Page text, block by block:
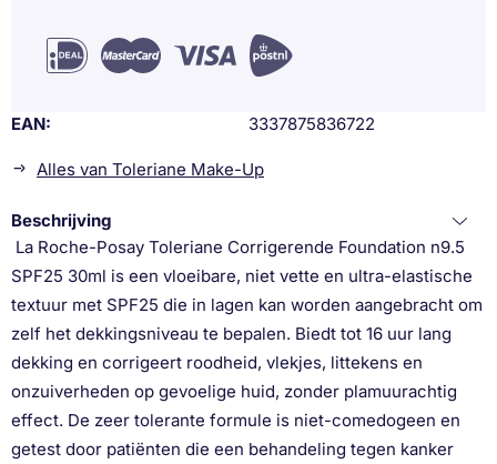
EAN 3337875836722
Alles van Toleriane Make-Up
Beschrijving
La Roche-Posay Toleriane Corrigerende Foundation n9.5
SPF25 30ml is een vloeibare, niet vette en ultra-elastische
textuur met SPF25 die in lagen kan worden aangebracht om
zelf het dekkingsniveau te bepalen. Biedt tot 16 uur lang
dekking en corrigeert roodheid, vlekjes, littekens en
onzuiverheden op gevoelige huid, zonder plamuurachtig
effect. De zeer tolerante formule is niet-comedogeen en
getest door patiënten die een behandeling tegen kanker